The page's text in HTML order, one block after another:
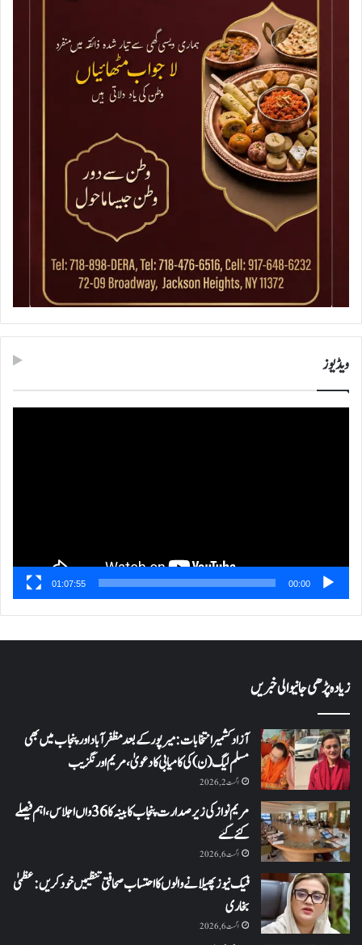
ویڈیوز
00:00
01:07:55
زیادہ پڑھی جانیوالی خبریں
آزاد کشمیر انتخابات: میرپور کے بعد مظفرآباد اور پنجاب میں بھی
مسلم لیگ (ن) کی کامیابی کا دعویٰ، مریم اورنگزیب
اگست 2, 2026
مریم نواز کی زیر صدارت پنجاب کابینہ کا 36واں اجلاس،اہم فیصلے
کئے گئے
اگست 6, 2026
فیک نیوز پھیلانے والوں کا احتساب صحافتی تنظیمیں خود کریں: عظمیٰ
بخاری
اگست 6, 2026